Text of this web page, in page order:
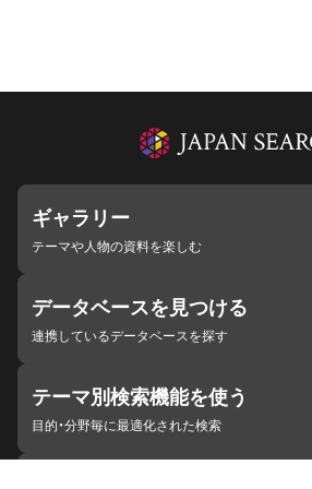
ギャラリー
テーマや人物の資料を楽しむ
データベースを見つける
連携しているデータベースを探す
テーマ別検索機能を使う
目的・分野毎に最適化された検索